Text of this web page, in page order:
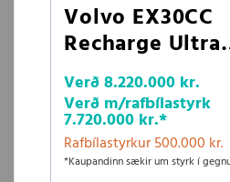
Volvo EX30CC
Recharge Ultra
LRAWD
Verð8.220.000 kr.
Verð m/rafbílastyrk
7.720.000 kr.*
Rafbílastyrkur 500.000 kr.
*Kaupandinn sækir um styrk í